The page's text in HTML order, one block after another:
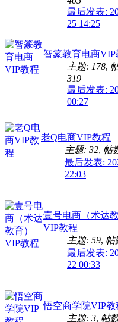
最后发表:
25 14:25
智篆教育电商VIP
主题: 178,
319
最后发表:
00:27
老Q电商VIP教程
主题: 32, 帖
最后发表:
22:03
壹号电商（术达教
VIP教程
主题: 59, 帖
最后发表:
22 00:33
悟空商学院VIP教
主题: 3, 帖